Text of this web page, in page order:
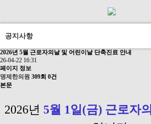
공지사항
2026년 5월 근로자의날 및 어린이날 단축진료 안내
26-04-22 16:31
페이지 정보
명제한의원 309회 0건
본문
2026년 5월 1일(금) 근로자